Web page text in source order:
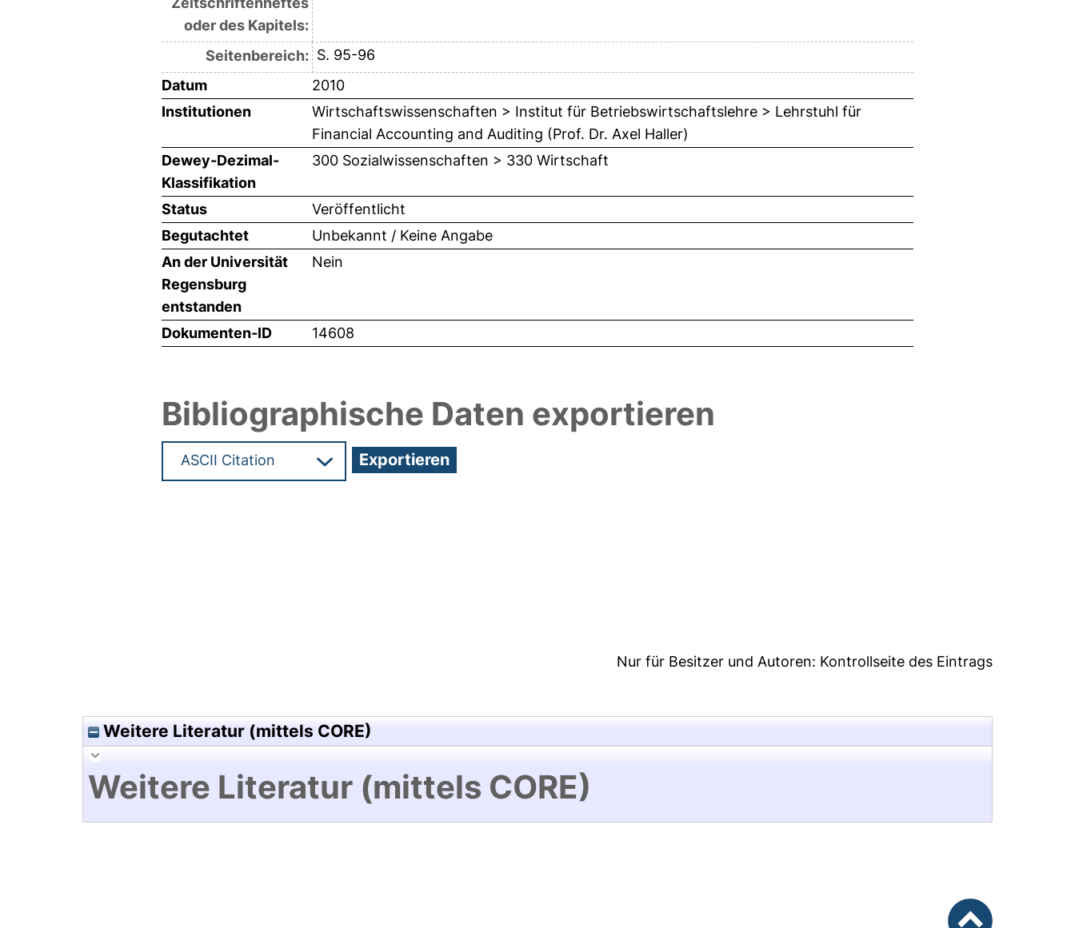
oder des Kapitels:
Seitenbereich: S. 95-96
Datum
2010
Institutionen
Wirtschaftswissenschaften > Institut für Betriebswirtschaftslehre > Lehrstuhl für
Financial Accounting and Auditing (Prof. Dr. Axel Haller)
Dewey-Dezimal-
Klassifikation
300 Sozialwissenschaften > 330 Wirtschaft
Status
Veröffentlicht
Begutachtet
Unbekannt / Keine Angabe
An der Universität
Regensburg
entstanden
Nein
Dokumenten-ID 14608
Bibliographische Daten exportieren
Nur für Besitzer und Autoren: Kontrollseite des Eintrags
Weitere Literatur (mittels CORE)
Weitere Literatur (mittels CORE)